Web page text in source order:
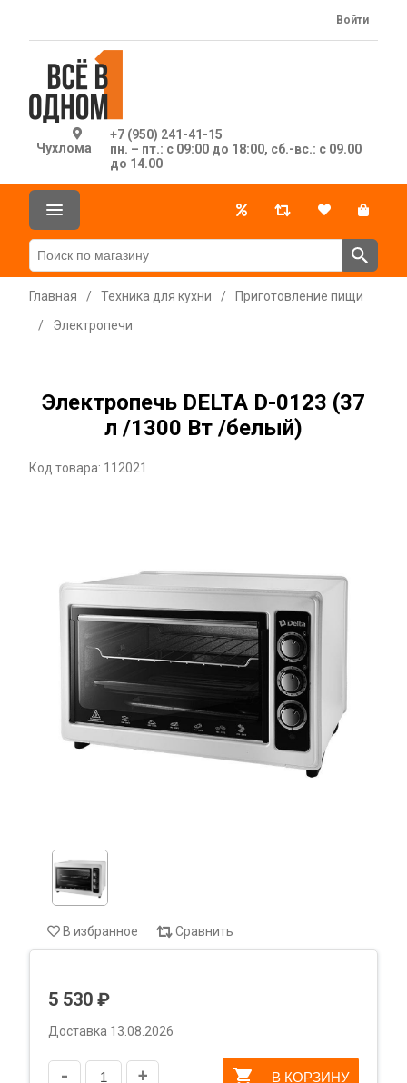
Чухлома
+7 (950) 241-41-15
пн. – пт.: с 09:00 до 18:00, сб.-вс.: с 09.00
до 14.00
Войти
Главная / Техника для кухни /
Приготовление пищи
/
Электропечи
Электропечь DELTA D-0123 (37
л /1300 Вт /белый)
Код товара: 112021
В избранное Сравнить
5 530 ₽
Доставка 13.08.2026
- + В КОРЗИНУ